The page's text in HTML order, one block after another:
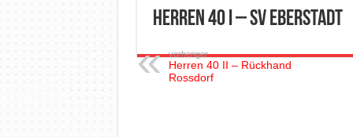
Herren 40 I – SV Eberstadt
vorheriger
Herren 40 II – Rückhand
Rossdorf